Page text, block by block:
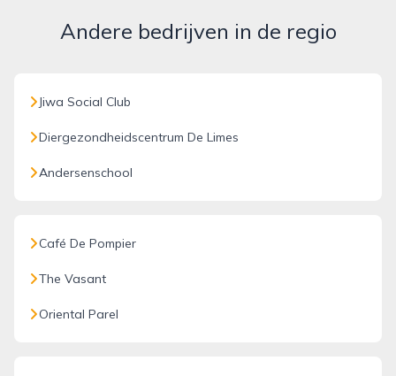
Andere bedrijven in de regio
Jiwa Social Club
Diergezondheidscentrum De Limes
Andersenschool
Café De Pompier
The Vasant
Oriental Parel